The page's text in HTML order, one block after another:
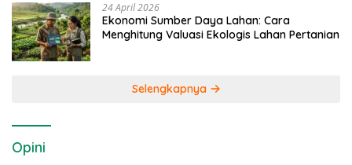
24 April 2026
Ekonomi Sumber Daya Lahan: Cara
Menghitung Valuasi Ekologis Lahan Pertanian
Selengkapnya
Opini